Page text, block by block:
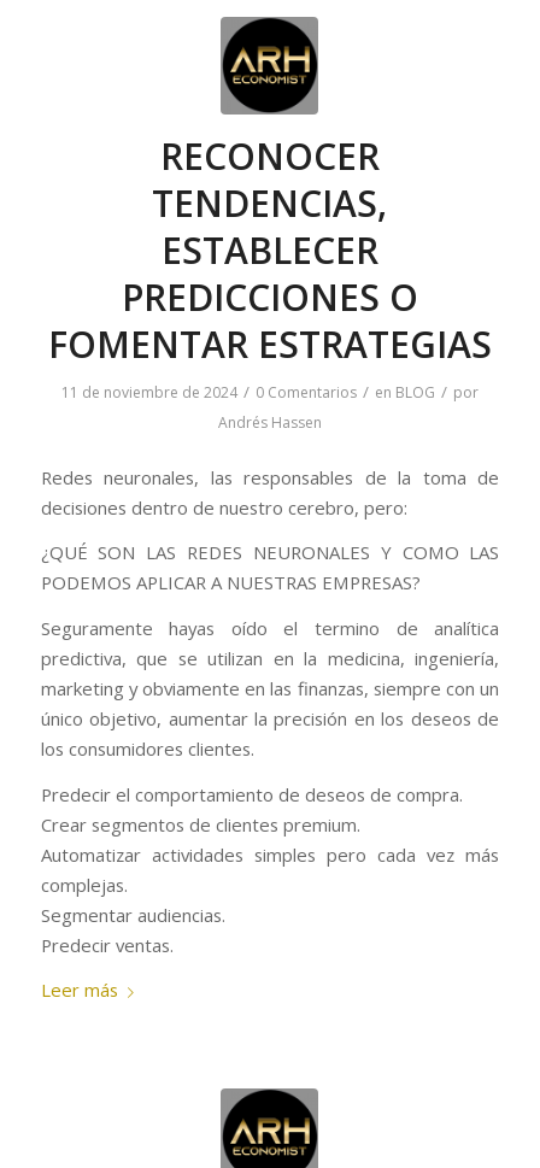
RECONOCER
TENDENCIAS,
ESTABLECER
PREDICCIONES O
FOMENTAR ESTRATEGIAS
11 de noviembre de 2024 / 0 Comentarios / en BLOG / por
Andrés Hassen
Redes neuronales, las responsables de la toma de
decisiones dentro de nuestro cerebro, pero:
¿QUÉ SON LAS REDES NEURONALES Y COMO LAS
PODEMOS APLICAR A NUESTRAS EMPRESAS?
Seguramente hayas oído el termino de analítica
predictiva, que se utilizan en la medicina, ingeniería,
marketing y obviamente en las finanzas, siempre con un
único objetivo, aumentar la precisión en los deseos de
los consumidores clientes.
Predecir el comportamiento de deseos de compra.
Crear segmentos de clientes premium.
Automatizar actividades simples pero cada vez más
complejas.
Segmentar audiencias.
Predecir ventas.
Leer más